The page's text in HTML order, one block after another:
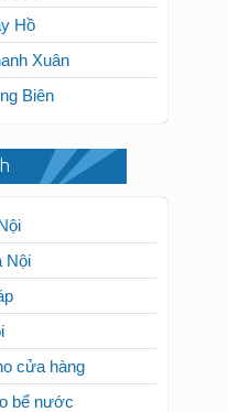
Hồ
Xuân
Biên
Nội
cửa hàng
bể nước